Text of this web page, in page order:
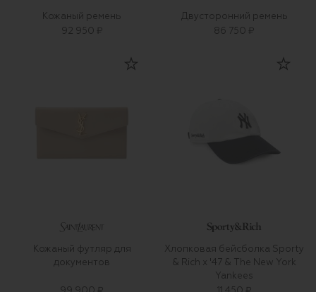
Кожаный ремень
92 950 ₽
Двусторонний ремень
86 750 ₽
Кожаный футляр для
документов
Хлопковая бейсболка Sporty
& Rich x '47 & The New York
Yankees